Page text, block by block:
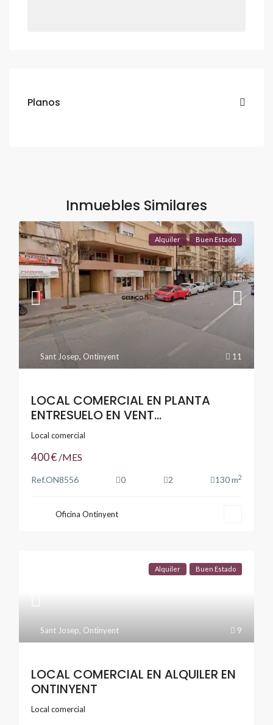
Planos
Inmuebles Similares
11
Sant Josep, Ontinyent
Alquiler Buen Estado
LOCAL COMERCIAL EN PLANTA
ENTRESUELO EN VENT...
Local comercial
400 € /MES
Ref.ON8556 0 2 130 m2
Oficina Ontinyent
9
Sant Josep, Ontinyent
Alquiler Buen Estado
LOCAL COMERCIAL EN ALQUILER EN
ONTINYENT
Local comercial